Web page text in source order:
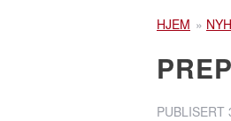
HJEM »
PUBLISERT